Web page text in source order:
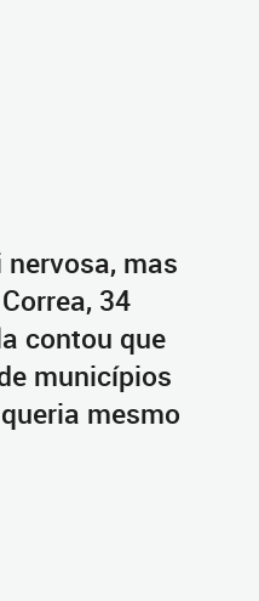
mas
34
contou que
municípios
mesmo